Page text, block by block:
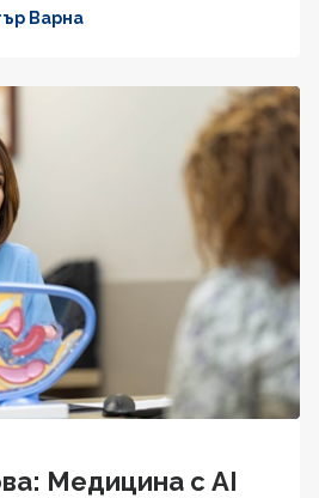
Варна
Медицина с AI